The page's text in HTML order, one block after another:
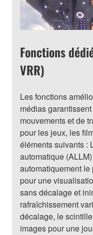
Fonctions
VRR)
Les fonctions
médias
mouvements et de
pour les jeux, les
éléments suivants :
automatique
automatiquement
pour une
sans décalage et
rafraîchissement
décalage, le
images pour une